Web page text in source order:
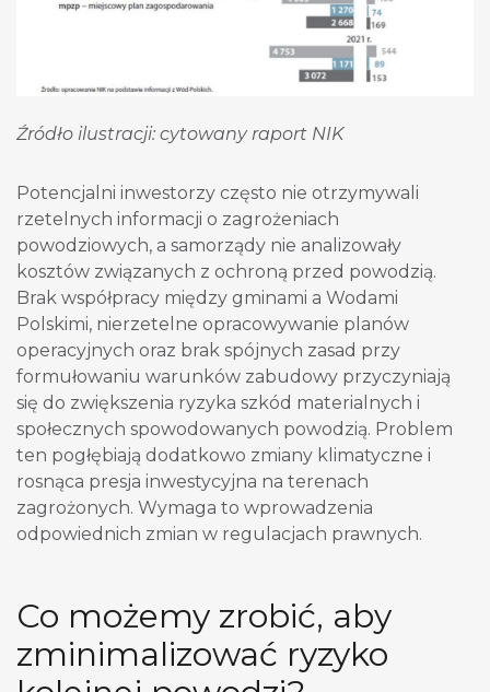
Źródło ilustracji: cytowany raport NIK
Potencjalni inwestorzy często nie otrzymywali
rzetelnych informacji o zagrożeniach
powodziowych, a samorządy nie analizowały
kosztów związanych z ochroną przed powodzią.
Brak współpracy między gminami a Wodami
Polskimi, nierzetelne opracowywanie planów
operacyjnych oraz brak spójnych zasad przy
formułowaniu warunków zabudowy przyczyniają
się do zwiększenia ryzyka szkód materialnych i
społecznych spowodowanych powodzią. Problem
ten pogłębiają dodatkowo zmiany klimatyczne i
rosnąca presja inwestycyjna na terenach
zagrożonych. Wymaga to wprowadzenia
odpowiednich zmian w regulacjach prawnych.
Co możemy zrobić, aby
zminimalizować ryzyko